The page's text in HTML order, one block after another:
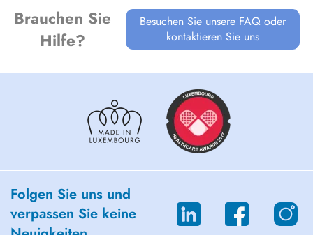
Brauchen Sie
Hilfe?
Besuchen Sie unsere FAQ oder
kontaktieren Sie uns
Folgen Sie uns und
verpassen Sie keine